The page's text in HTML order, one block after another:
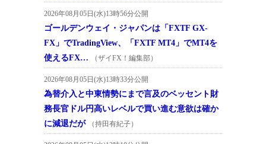
2026年08月05日(水)13時56分公開
ゴールデンウェイ・ジャパンは「FXTF GX-
FX」でTradingView、「FXTF MT4」でMT4を
使えるFX…
（ザイFX！編集部）
2026年08月05日(水)13時33分公開
為替介入と中東情勢にまで言及のベッセント財
務長官ドル円高いレベルで買い進む意欲は確か
に減退だが
（持田有紀子）